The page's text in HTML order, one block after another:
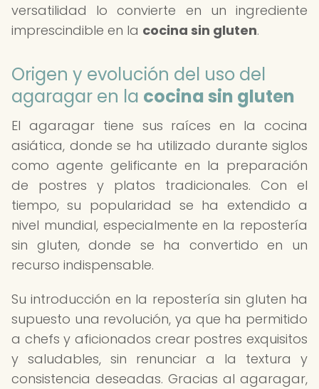
versatilidad lo convierte en un ingrediente
imprescindible en la cocina sin gluten.
Origen y evolución del uso del
agaragar en la cocina sin gluten
El agaragar tiene sus raíces en la cocina
asiática, donde se ha utilizado durante siglos
como agente gelificante en la preparación
de postres y platos tradicionales. Con el
tiempo, su popularidad se ha extendido a
nivel mundial, especialmente en la repostería
sin gluten, donde se ha convertido en un
recurso indispensable.
Su introducción en la repostería sin gluten ha
supuesto una revolución, ya que ha permitido
a chefs y aficionados crear postres exquisitos
y saludables, sin renunciar a la textura y
consistencia deseadas. Gracias al agaragar,